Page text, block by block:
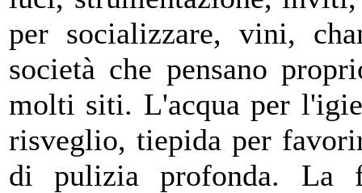
per socializzare, vini,
società che pensano
molti siti. L'acqua per
risveglio, tiepida per
di pulizia profonda. La